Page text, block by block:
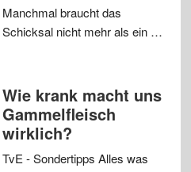
Manchmal braucht das
Schicksal nicht mehr als ein …
Wie krank macht uns
Gammelfleisch
wirklich?
TvE - Sondertipps Alles was